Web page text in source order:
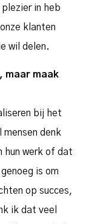
in heb
klanten
wil delen.
maar maak
bij het
mensen denk
hun werk of dat
is om
op succes,
ik dat veel